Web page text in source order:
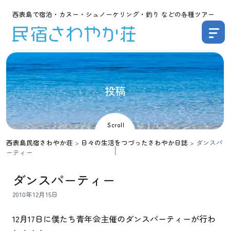
西表島で宿泊・カヌー・シュノーケリング・釣り などの各種ツアー
投稿
Scroll
西表島民宿さわやか荘 > 日々の生活をつづったさわやか日誌 > ダンスパ
ーティー
ダンスパーティー
2010年12月15日
12月17日に僕たち青年会主催のダンスパーティーが行わ